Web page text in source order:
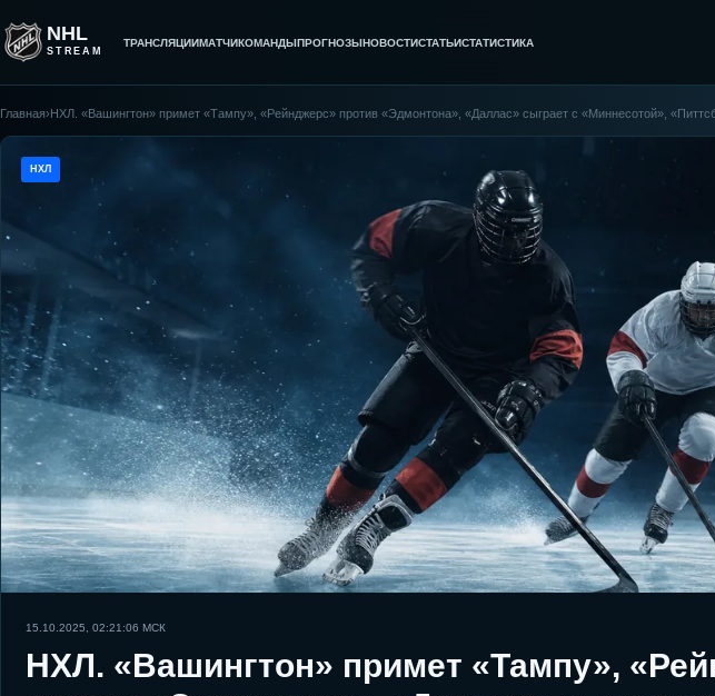
NHL
STREAM
ТРАНСЛЯЦИИМАТЧИКОМАНДЫПРОГНОЗЫНОВОСТИСТАТЬИСТАТИСТИКА
Главная›НХЛ. «Вашингтон» примет «Тампу», «Рейнджерс» против «Эдмонтона», «Даллас» сыграет с «Миннесотой»,
НХЛ
15.10.2025, 02:21:06 МСК
НХЛ. «Вашингтон» примет «Тампу»,